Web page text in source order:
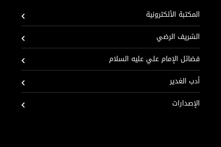
المكتبة الألكترونية
الشريف الرضي
فضائل الإمام علي عليه السلام
أدب الغدير
الإصدارات